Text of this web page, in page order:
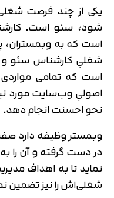
یکی از چند فرصت
شود، سئو است.
است که به
شغلیِ کارشناس سئو
است که تمامی
اصولیِ وب‌سایت مورد
نحو احسنت انجام دهد.
وبمستر وظیفه دارد
در دست گرفته و آن را
نماید تا به اهداف
شغلی‌اش را نیز تضمین